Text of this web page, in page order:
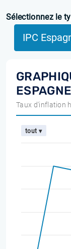
Sélectionnez le
IPC
ESPAGNE
Taux d'inflation
tout ▾